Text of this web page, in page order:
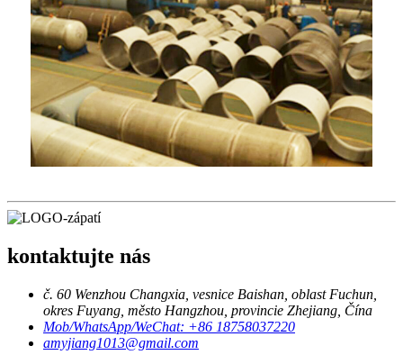
kontaktujte nás
č. 60 Wenzhou Changxia, vesnice Baishan, oblast Fuchun,
okres Fuyang, město Hangzhou, provincie Zhejiang, Čína
Mob/WhatsApp/WeChat: +86 18758037220
amyjiang1013@gmail.com